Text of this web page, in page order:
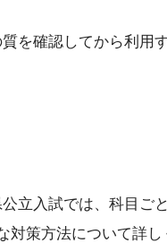
確認してから利用
立入試では、科目ご
策方法について詳し